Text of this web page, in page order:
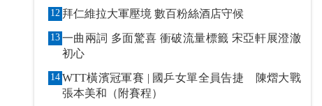
12 拜仁維拉大軍壓境 數百粉絲酒店守候
13 一曲兩詞 多面驚喜 衝破流量標籤 宋亞軒展澄澈
初心
14 WTT橫濱冠軍賽 | 國乒女單全員告捷 陳熠大戰
張本美和（附賽程）